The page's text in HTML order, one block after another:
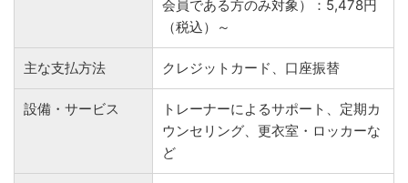
会員である方のみ対象）：5,478円
（税込）～
主な支払方法 クレジットカード、口座振替
設備・サービス
トレーナーによるサポート、定期カ
ウンセリング、更衣室・ロッカーな
ど